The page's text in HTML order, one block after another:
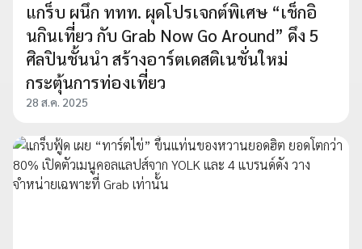
แกร็บ ผนึก ททท. ผุดโปรเจกต์พิเศษ “เช็กอิ
นกินเที่ยว กับ Grab Now Go Around” ดึง 5
ศิลปินชั้นนำ สร้างอาร์ตเดสติเนชั่นใหม่
กระตุ้นการท่องเที่ยว
28 ส.ค. 2025